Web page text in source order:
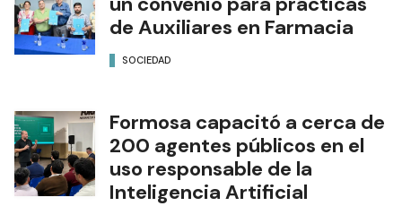
de Auxiliares en Farmacia
SOCIEDAD
Formosa capacitó a cerca de
200 agentes públicos en el
uso responsable de la
Inteligencia Artificial